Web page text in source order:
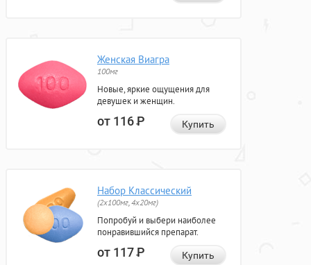
Женская Виагра
100мг
Новые, яркие ощущения для
девушек и женщин.
от 116Р Купить
Набор Классический
(2x100мг, 4x20мг)
Попробуй и выбери наиболее
понравившийся препарат.
от 117Р Купить